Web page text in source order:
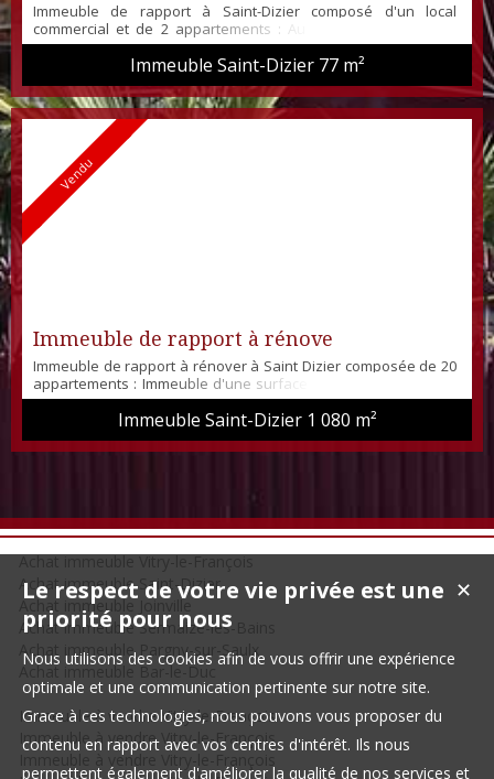
Immeuble de rapport à Saint-Dizier composé d'un local
commercial et de 2 appartements : Au RDC une surface de
vente d'environ 17 m², un W.C et une cave d'environ 20 m². Au
1er étage un T2 offrant un séjour, une cuisine aménagée et
équipée, 1 belle chambre et une salle de douche. Au 2eme
étage un T2 offrant un séjour, une cuisine aménagée et
équipée, 1 belle chambre et une salle ...
Immeuble Saint-Dizier 77 m²
Vendu
Immeuble de rapport à rénove
Immeuble de rapport à rénover à Saint Dizier composée de 20
appartements : Immeuble d'une surface de 1080 m², composé
de 20 logements,1 Type 1 bis, 9 Types 2, 5 Types 3 et 5 types 4,
d'un parking de 20 places et de caves pour un rapport de 9
500€ mensuel, idéal pour un investissement locatif Chauffage
au gaz de ville - Double vitrage - Taxe foncière : 12 000€
Immeuble Saint-Dizier 1 080 m²
Achat immeuble Vitry-le-François
Achat immeuble Saint-Dizier
Achat immeuble Joinville
Achat immeuble Sermaize-les-Bains
Achat immeuble Pargny-sur-Saulx
Achat immeuble Bar-le-Duc
Immeuble à vendre Vitry-le-François
Immeuble à vendre Vitry-le-François
Immeuble à vendre Vitry-le-François
✕
Le respect de votre vie privée est une
priorité pour nous
Nous utilisons des cookies afin de vous offrir une expérience
optimale et une communication pertinente sur notre site.
Grace à ces technologies, nous pouvons vous proposer du
contenu en rapport avec vos centres d'intérêt. Ils nous
permettent également d'améliorer la qualité de nos services et